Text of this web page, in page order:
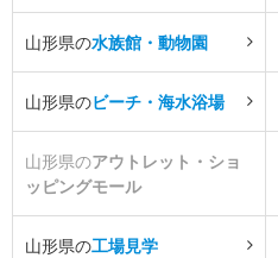
山形県の水族館・動物園
山形県のビーチ・海水浴場
山形県のアウトレット・ショ
ッピングモール
山形県の工場見学